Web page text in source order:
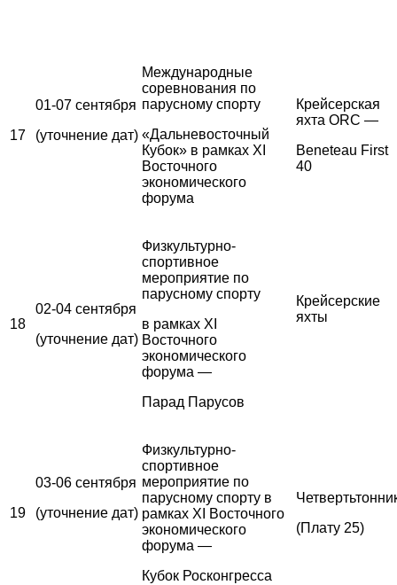
17
01-07 сентября
(уточнение дат)
Международные
соревнования по
парусному спорту
«Дальневосточный
Кубок» в рамках XI
Восточного
экономического
форума
Крейсерская
яхта ORC —
Beneteau First
40
18
02-04 сентября
(уточнение дат)
Физкультурно-
спортивное
мероприятие по
парусному спорту
в рамках XI
Восточного
экономического
форума —
Парад Парусов
Крейсерские
яхты
19
03-06 сентября
(уточнение дат)
Физкультурно-
спортивное
мероприятие по
парусному спорту в
рамках XI Восточного
экономического
форума —
Кубок Росконгресса
(Плату 25)